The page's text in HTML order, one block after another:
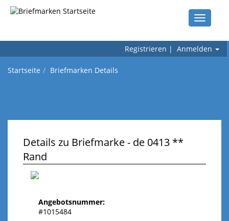
Toggle
Registrieren | Anmelden
Startseite Briefmarken Details
Details zu Briefmarke - de 0413 **
Rand
Angebotsnummer:
#1015484